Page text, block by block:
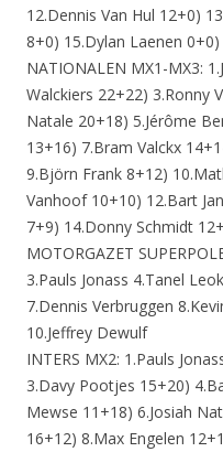
12.Dennis Van Hul 12+0)
8+0) 15.Dylan Laenen 0+0)
NATIONALEN MX1-MX3:
Walckiers 22+22) 3.Ronny
Natale 20+18) 5.Jérôme
13+16) 7.Bram Valckx
9.Björn Frank 8+12)
Vanhoof 10+10) 12.Bart
7+9) 14.Donny Schmidt
MOTORGAZET
3.Pauls Jonass 4.Tanel
7.Dennis Verbruggen
10.Jeffrey Dewulf
INTERS MX2: 1.Pauls
3.Davy Pootjes 15+20)
Mewse 11+18) 6.Josiah
16+12) 8.Max Engelen